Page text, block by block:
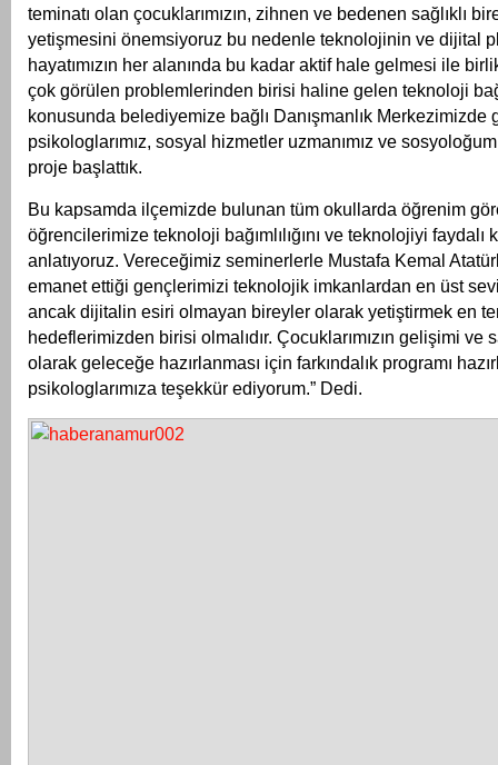
teminatı olan çocuklarımızın, zihnen ve bedenen sağlıklı
yetişmesini önemsiyoruz bu nedenle teknolojinin ve dijital
hayatımızın her alanında bu kadar aktif hale gelmesi ile
çok görülen problemlerinden birisi haline gelen teknoloji
konusunda belediyemize bağlı Danışmanlık Merkezimizde
psikologlarımız, sosyal hizmetler uzmanımız ve
proje başlattık.
Bu kapsamda ilçemizde bulunan tüm okullarda öğrenim
öğrencilerimize teknoloji bağımlılığını ve teknolojiyi faydalı
anlatıyoruz. Vereceğimiz seminerlerle Mustafa Kemal
emanet ettiği gençlerimizi teknolojik imkanlardan en üst
ancak dijitalin esiri olmayan bireyler olarak yetiştirmek en
hedeflerimizden birisi olmalıdır. Çocuklarımızın gelişimi ve
olarak geleceğe hazırlanması için farkındalık programı
psikologlarımıza teşekkür ediyorum.” Dedi.